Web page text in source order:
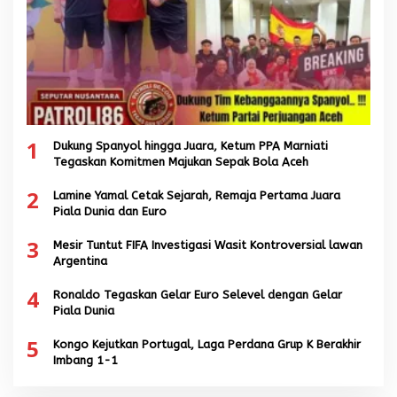
1
Dukung Spanyol hingga Juara, Ketum PPA Marniati
Tegaskan Komitmen Majukan Sepak Bola Aceh
2
Lamine Yamal Cetak Sejarah, Remaja Pertama Juara
Piala Dunia dan Euro
3
Mesir Tuntut FIFA Investigasi Wasit Kontroversial lawan
Argentina
4
Ronaldo Tegaskan Gelar Euro Selevel dengan Gelar
Piala Dunia
5
Kongo Kejutkan Portugal, Laga Perdana Grup K Berakhir
Imbang 1-1